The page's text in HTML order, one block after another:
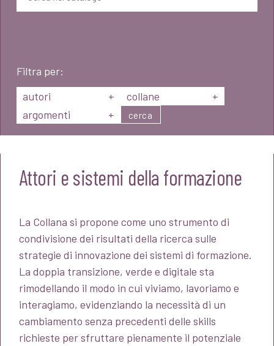
Filtra per:
autori
+ collane
+
argomenti
+ cerca
Attori e sistemi della formazione
La Collana si propone come uno strumento di
condivisione dei risultati della ricerca sulle
strategie di innovazione dei sistemi di formazione.
La doppia transizione, verde e digitale sta
rimodellando il modo in cui viviamo, lavoriamo e
interagiamo, evidenziando la necessità di un
cambiamento senza precedenti delle skills
richieste per sfruttare pienamente il potenziale